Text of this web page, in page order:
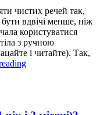
чистих речей так,
вдвічі менше, ніж
користуватися
з ручною
і читайте). Так,
На